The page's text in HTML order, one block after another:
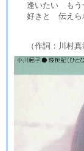
逢いたい もう
好きと 伝えら
（作詞：川村